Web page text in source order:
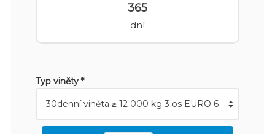
365
dní
Typ viněty *